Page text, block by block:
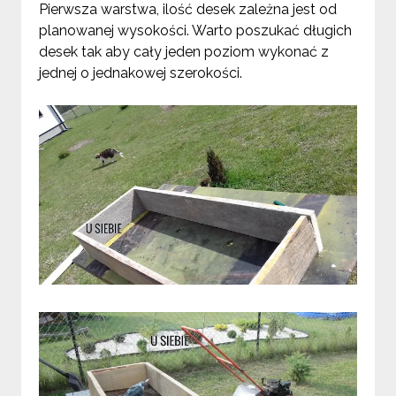
Pierwsza warstwa, ilość desek zależna jest od
planowanej wysokości. Warto poszukać długich
desek tak aby cały jeden poziom wykonać z
jednej o jednakowej szerokości.